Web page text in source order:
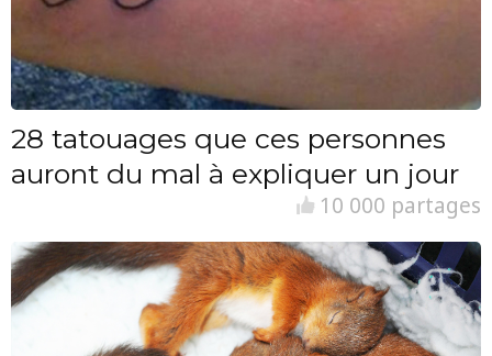
28 tatouages que ces personnes
auront du mal à expliquer un jour
10 000 partages